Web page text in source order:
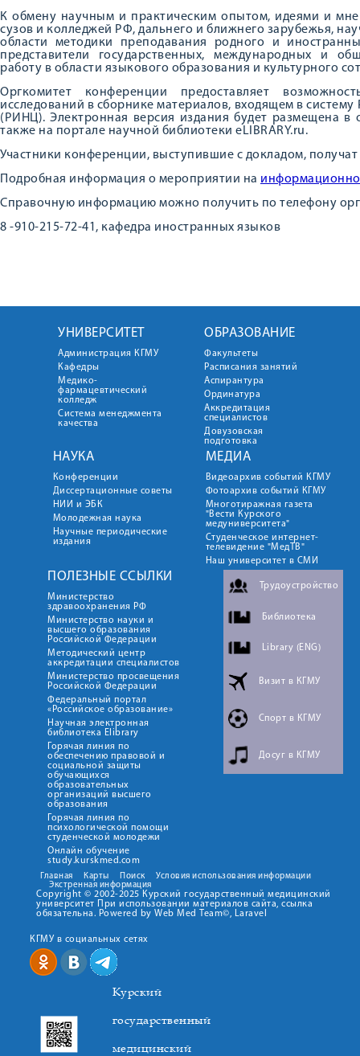
К обмену научным и практическим опытом, идеями и
сузов и колледжей РФ, дальнего и ближнего зарубежья,
области методики преподавания родного и
представители государственных, международных и
работу в области языкового образования и культурного
Оргкомитет конференции предоставляет
исследований в сборнике материалов, входящем в
(РИНЦ). Электронная версия издания будет размещена в
также на портале научной библиотеки eLIBRARY.ru.
Участники конференции, выступившие с докладом,
Подробная информация о мероприятии на
Справочную информацию можно получить по телефону
8 -910-215-72-41, кафедра иностранных языков
УНИВЕРСИТЕТ
Администрация КГМУ
Кафедры
Медико-
фармацевтический
колледж
Система менеджмента
качества
ОБРАЗОВАНИЕ
Факультеты
Расписания занятий
Аспирантура
Ординатура
Аккредитация
специалистов
Довузовская
подготовка
НАУКА
Конференции
Диссертационные советы
НИИ и ЭБК
Молодежная наука
Научные периодические
издания
МЕДИА
Видеоархив событий КГМУ
Фотоархив событий КГМУ
Многотиражная газета
"Вести Курского
медуниверситета"
Студенческое интернет-
телевидение "МедТВ"
Наш университет в СМИ
ПОЛЕЗНЫЕ ССЫЛКИ
Министерство
здравоохранения РФ
Министерство науки и
высшего образования
Российской Федерации
Методический центр
аккредитации специалистов
Министерство просвещения
Российской Федерации
Федеральный портал
«Российское образование»
Научная электронная
библиотека Elibrary
Горячая линия по
обеспечению правовой и
социальной защиты
обучающихся
образовательных
организаций высшего
образования
Горячая линия по
психологической помощи
студенческой молодежи
Онлайн обучение
study.kurskmed.com
Трудоустройство
Библиотека
Library (ENG)
Визит в КГМУ
Спорт в КГМУ
Досуг в КГМУ
Главная Карты Поиск
Условия использования информации
Экстренная информация
Copyright © 2002-2025 Курский государственный медицинский
университет При использовании материалов сайта, ссылка
обязательна. Powered by Web Med Team©, Laravel
КГМУ в социальных сетях
Курский
государственный
медицинский